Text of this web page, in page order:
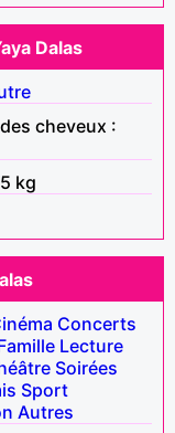
Dalas
cheveux :
kg
Concerts
Lecture
Soirées
Sport
Autres